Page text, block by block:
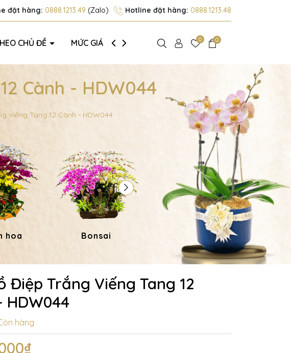
đặt hàng: 0888.1213.49 (Zalo) Hotline đặt hàng: 0888.1213.48
CHỦ ĐỀ MỨC GIÁ GIỚI THIỆU 0 0
Cành - HDW044
Viếng Tang 12 Cành - HDW044
hoa Bonsai Hoa Dâng Phật
Điệp Trắng Viếng Tang 12
HDW044
hàng